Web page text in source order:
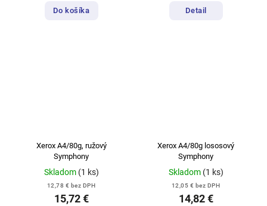
Do košíka Detail
Xerox A4/80g, ružový
Symphony
Skladom (1 ks)
12,78 € bez DPH
15,72 €
Xerox A4/80g lososový
Symphony
Skladom (1 ks)
12,05 € bez DPH
14,82 €